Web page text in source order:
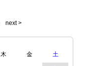
next >
木 金 土